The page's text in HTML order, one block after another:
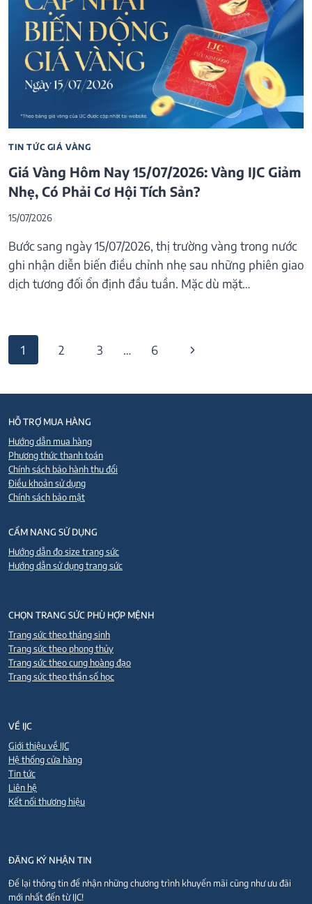
TIN TỨC GIÁ VÀNG
Giá Vàng Hôm Nay 15/07/2026: Vàng IJC Giảm
Nhẹ, Có Phải Cơ Hội Tích Sản?
15/07/2026
Bước sang ngày 15/07/2026, thị trường vàng trong nước
ghi nhận diễn biến điều chỉnh nhẹ sau những phiên giao
dịch tương đối ổn định đầu tuần. Mặc dù mặt…
Page
navigation
1 2 3 … 6
Next
HỖ TRỢ MUA HÀNG
Hướng dẫn mua hàng
Phương thức thanh toán
Chính sách bảo hành thu đổi
Điều khoản sử dụng
Chính sách bảo mật
CẨM NANG SỬ DỤNG
Hướng dẫn đo size trang sức
Hướng dẫn sử dụng trang sức
CHỌN TRANG SỨC PHÙ HỢP MỆNH
Trang sức theo tháng sinh
Trang sức theo phong thủy
Trang sức theo cung hoàng đạo
Trang sức theo thần số học
VỀ IJC
Giới thiệu về IJC
Hệ thống cửa hàng
Tin tức
Liên hệ
Kết nối thương hiệu
ĐĂNG KÝ NHẬN TIN
Để lại thông tin để nhận những chương trình khuyến mãi cũng như ưu đãi
mới nhất đến từ IJC!